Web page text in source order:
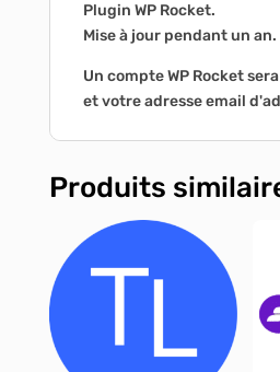
Plugin WP Rocket.
Mise à jour pendant un an.
Un compte WP Rocket
et votre adresse email
Produits